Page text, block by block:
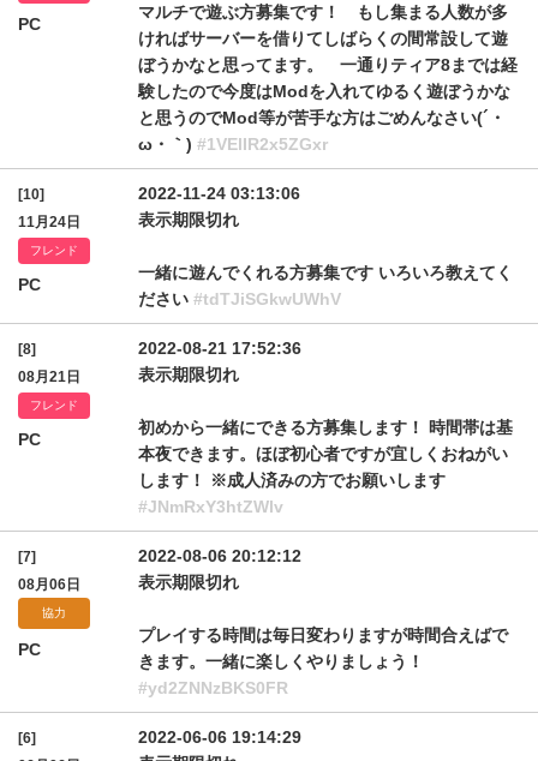
PC
マルチで遊ぶ方募集です！ もし集まる人数が多
ければサーバーを借りてしばらくの間常設して遊
ぼうかなと思ってます。 一通りティア8までは経
験したので今度はModを入れてゆるく遊ぼうかな
と思うのでMod等が苦手な方はごめんなさい(´・
ω・｀) #1VElIR2x5ZGxr
[10]
11月24日
フレンド
PC
2022-11-24 03:13:06
表示期限切れ
一緒に遊んでくれる方募集です いろいろ教えてく
ださい #tdTJiSGkwUWhV
[8]
08月21日
フレンド
PC
2022-08-21 17:52:36
表示期限切れ
初めから一緒にできる方募集します！ 時間帯は基
本夜できます。ほぼ初心者ですが宜しくおねがい
します！ ※成人済みの方でお願いします
#JNmRxY3htZWlv
[7]
08月06日
協力
PC
2022-08-06 20:12:12
表示期限切れ
プレイする時間は毎日変わりますが時間合えばで
きます。一緒に楽しくやりましょう！
#yd2ZNNzBKS0FR
[6]
2022-06-06 19:14:29